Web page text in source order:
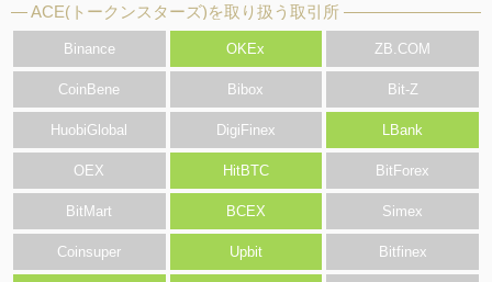
ACE(トークンスターズ)を取り扱う取引所
Binance OKEx ZB.COM
CoinBene Bibox Bit-Z
HuobiGlobal DigiFinex LBank
OEX HitBTC BitForex
BitMart BCEX Simex
Coinsuper Upbit Bitfinex